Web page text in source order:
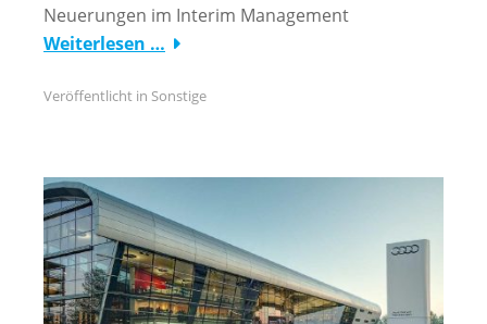
Neuerungen im Interim Management
Weiterlesen …
Veröffentlicht in Sonstige